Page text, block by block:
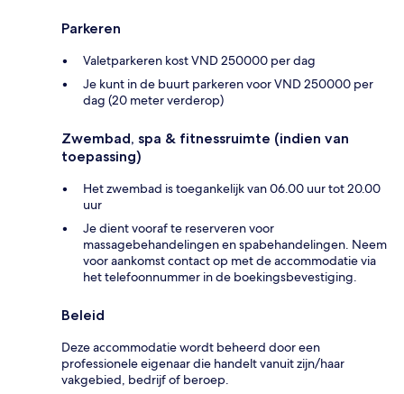
Parkeren
Valetparkeren kost VND 250000 per dag
Je kunt in de buurt parkeren voor VND 250000 per
dag (20 meter verderop)
Zwembad, spa & fitnessruimte (indien van
toepassing)
Het zwembad is toegankelijk van 06.00 uur tot 20.00
uur
Je dient vooraf te reserveren voor
massagebehandelingen en spabehandelingen. Neem
voor aankomst contact op met de accommodatie via
het telefoonnummer in de boekingsbevestiging.
Beleid
Deze accommodatie wordt beheerd door een
professionele eigenaar die handelt vanuit zijn/haar
vakgebied, bedrijf of beroep.